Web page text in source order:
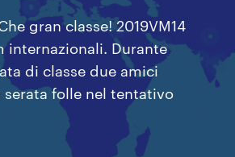
gran classe! 2019VM14
internazionali. Durante
di classe due amici
serata folle nel tentativo